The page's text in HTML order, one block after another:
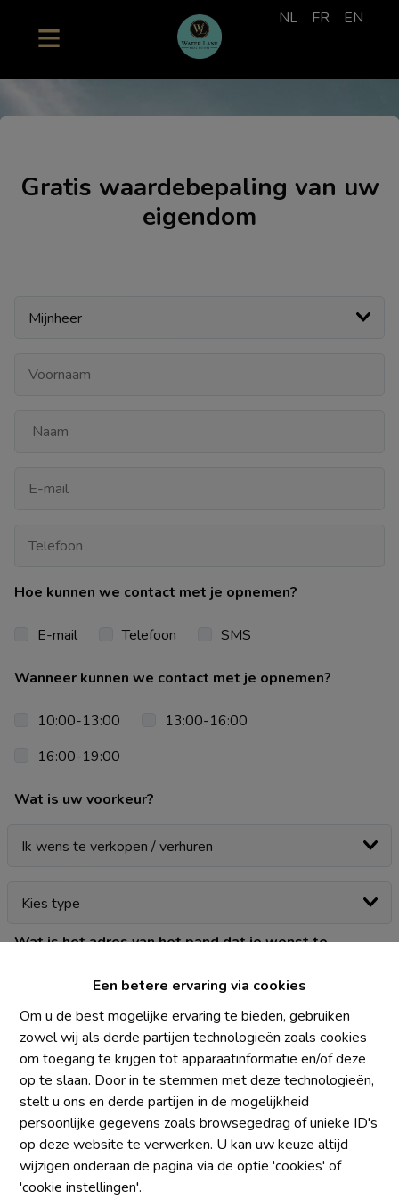
Een betere ervaring via cookies
Om u de best mogelijke ervaring te bieden, gebruiken
zowel wij als derde partijen technologieën zoals cookies
om toegang te krijgen tot apparaatinformatie en/of deze
op te slaan. Door in te stemmen met deze technologieën,
stelt u ons en derde partijen in de mogelijkheid
persoonlijke gegevens zoals browsegedrag of unieke ID's
op deze website te verwerken. U kan uw keuze altijd
wijzigen onderaan de pagina via de optie 'cookies' of
'cookie instellingen'.
NL FR EN
Gratis waardebepaling van uw
eigendom
Hoe kunnen we contact met je opnemen?
E-mail Telefoon SMS
Wanneer kunnen we contact met je opnemen?
10:00-13:00
13:00-16:00
16:00-19:00
Wat is uw voorkeur?
Wat is het adres van het pand dat je wenst te